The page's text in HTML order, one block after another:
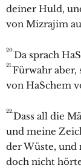
deiner Huld,
von Mizrajim
20.Da sprach
21.Fürwahr
von HaSchem
22.Dass all die
und meine
der Wüste, und
doch nicht